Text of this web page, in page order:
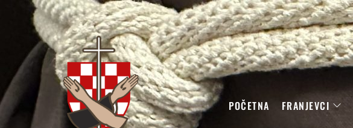
FRANJEVCI
POČETNA FRANJEVCI